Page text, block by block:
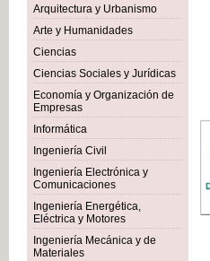
Arquitectura y Urbanismo
Arte y Humanidades
Ciencias
Ciencias Sociales y Jurídicas
Economía y Organización de
Empresas
Informática
Ingeniería Civil
Ingeniería Electrónica y
Comunicaciones
Ingeniería Energética,
Eléctrica y Motores
Ingeniería Mecánica y de
Materiales